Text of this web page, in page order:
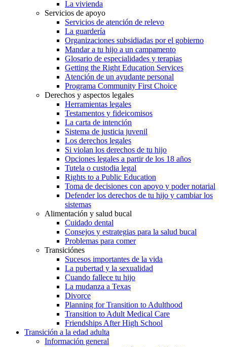
La vivienda
Servicios de apoyo
Servicios de atención de relevo
La guardería
Organizaciones subsidiadas por el gobierno
Mandar a tu hijo a un campamento
Glosario de especialidades y terapias
Getting the Right Education Services
Atención de un ayudante personal
Programa Community First Choice
Derechos y aspectos legales
Herramientas legales
Testamentos y fideicomisos
La carta de intención
Sistema de justicia juvenil
Los derechos legales
Si violan los derechos de tu hijo
Opciones legales a partir de los 18 años
Tutela o custodia legal
Rights to a Public Education
Toma de decisiones con apoyo y poder notarial
Defender los derechos de tu hijo y cambiar los
sistemas
Alimentación y salud bucal
Cuidado dental
Consejos y estrategias para la salud bucal
Problemas para comer
Transiciónes
Sucesos importantes de la vida
La pubertad y la sexualidad
Cuando fallece tu hijo
La mudanza a Texas
Divorce
Planning for Transition to Adulthood
Transition to Adult Medical Care
Friendships After High School
Transición a la edad adulta
Información general